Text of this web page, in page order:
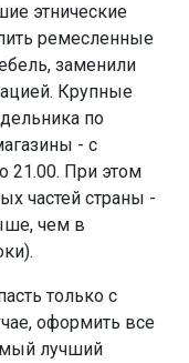
этнические
ремесленные
заменили
Крупные
по
- с
21.00. При этом
частей страны -
чем в
только с
оформить все
лучший